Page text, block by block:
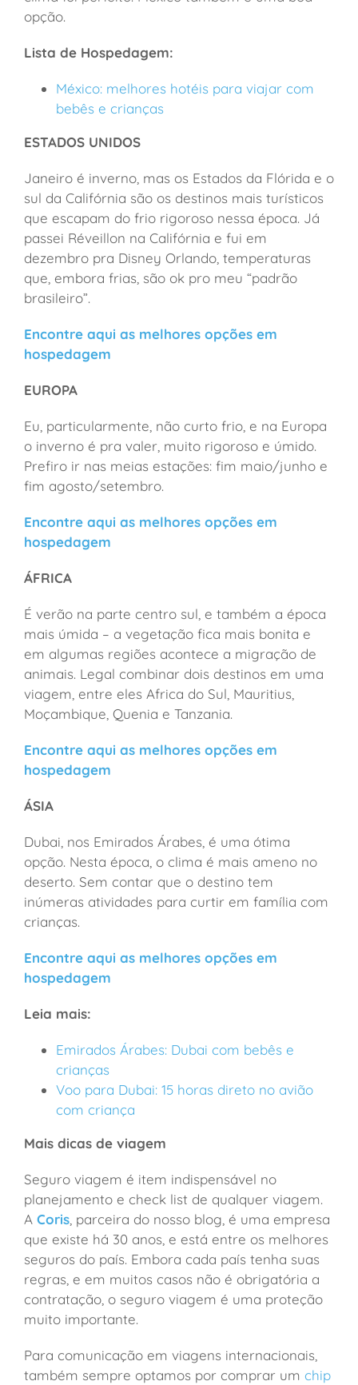
opção.
Lista de Hospedagem:
México: melhores hotéis para viajar com
bebês e crianças
ESTADOS UNIDOS
Janeiro é inverno, mas os Estados da Flórida e o
sul da Califórnia são os destinos mais turísticos
que escapam do frio rigoroso nessa época. Já
passei Réveillon na Califórnia e fui em
dezembro pra Disney Orlando, temperaturas
que, embora frias, são ok pro meu “padrão
brasileiro”.
Encontre aqui as melhores opções em
hospedagem
EUROPA
Eu, particularmente, não curto frio, e na Europa
o inverno é pra valer, muito rigoroso e úmido.
Prefiro ir nas meias estações: fim maio/junho e
fim agosto/setembro.
Encontre aqui as melhores opções em
hospedagem
ÁFRICA
É verão na parte centro sul, e também a época
mais úmida – a vegetação fica mais bonita e
em algumas regiões acontece a migração de
animais. Legal combinar dois destinos em uma
viagem, entre eles Africa do Sul, Mauritius,
Moçambique, Quenia e Tanzania.
Encontre aqui as melhores opções em
hospedagem
ÁSIA
Dubai, nos Emirados Árabes, é uma ótima
opção. Nesta época, o clima é mais ameno no
deserto. Sem contar que o destino tem
inúmeras atividades para curtir em família com
crianças.
Encontre aqui as melhores opções em
hospedagem
Leia mais:
Emirados Árabes: Dubai com bebês e
crianças
Voo para Dubai: 15 horas direto no avião
com criança
Mais dicas de viagem
Seguro viagem é item indispensável no
planejamento e check list de qualquer viagem.
A Coris, parceira do nosso blog, é uma empresa
que existe há 30 anos, e está entre os melhores
seguros do país. Embora cada país tenha suas
regras, e em muitos casos não é obrigatória a
contratação, o seguro viagem é uma proteção
muito importante.
Para comunicação em viagens internacionais,
também sempre optamos por comprar um chip